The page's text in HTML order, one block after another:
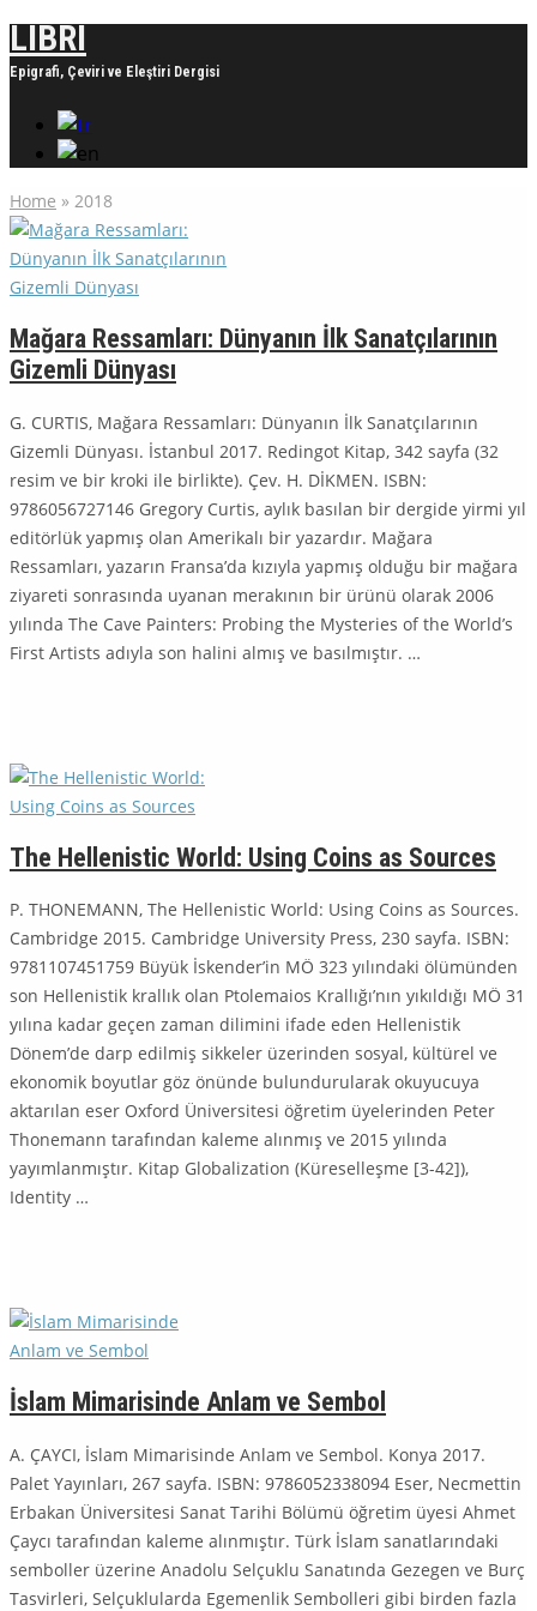
LIBRI
Epigrafi, Çeviri ve Eleştiri Dergisi
Home » 2018
Mağara Ressamları: Dünyanın İlk Sanatçılarının
Gizemli Dünyası
G. CURTIS, Mağara Ressamları: Dünyanın İlk Sanatçılarının
Gizemli Dünyası. İstanbul 2017. Redingot Kitap, 342 sayfa (32
resim ve bir kroki ile birlikte). Çev. H. DİKMEN. ISBN:
9786056727146 Gregory Curtis, aylık basılan bir dergide yirmi yıl
editörlük yapmış olan Ameri­kalı bir yazardır. Mağara
Ressamları, yazarın Fransa’da kızıyla yapmış olduğu bir mağara
ziyareti sonrasında uyanan merakının bir ürünü olarak 2006
yılın­da The Cave Painters: Probing the Mysteries of the World’s
First Artists adıyla son halini almış ve basılmıştır. …
The Hellenistic World: Using Coins as Sources
P. THONEMANN, The Hellenistic World: Using Coins as Sources.
Cambridge 2015. Cambridge University Press, 230 sayfa. ISBN:
9781107451759 Büyük İskender’in MÖ 323 yılındaki ölümünden
son Hellenistik krallık olan Pto­lemaios Krallığı’nın yıkıldığı MÖ 31
yılına kadar geçen zaman dilimini ifade eden Hellenistik
Dönem’de darp edilmiş sikkeler üzerinden sosyal, kültürel ve
ekonomik boyutlar göz önünde bulundurularak okuyucuya
aktarılan eser Oxford Üniversitesi öğretim üyelerinden Peter
Thonemann tarafından kale­me alınmış ve 2015 yılında
yayımlanmıştır. Kitap Globalization (Küreselleşme [3-42]),
Identity …
İslam Mimarisinde Anlam ve Sembol
A. ÇAYCI, İslam Mimarisinde Anlam ve Sembol. Konya 2017.
Palet Yayınları, 267 sayfa. ISBN: 9786052338094 Eser, Necmettin
Erbakan Üniversitesi Sanat Tarihi Bölümü öğretim üyesi Ah­met
Çaycı tarafından kaleme alınmıştır. Türk İslam sanatlarındaki
semboller üzerine Anadolu Selçuklu Sanatında Gezegen ve Burç
Tasvirleri, Selçuklularda Egemenlik Sembolleri gibi birden fazla